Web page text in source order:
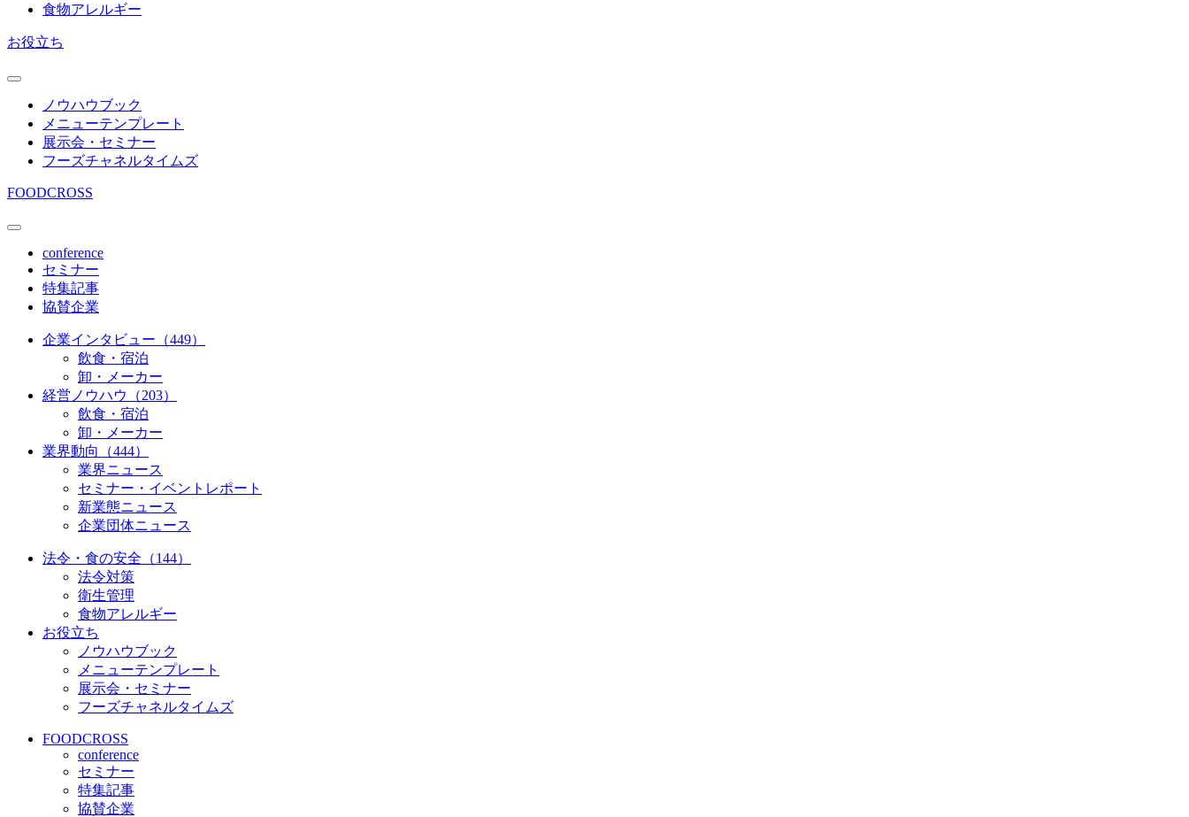
食物アレルギー
お役立ち
ノウハウブック
メニューテンプレート
展示会・セミナー
フーズチャネルタイムズ
FOODCROSS
conference
セミナー
特集記事
協賛企業
企業インタビュー（449）
飲食・宿泊
卸・メーカー
経営ノウハウ（203）
飲食・宿泊
卸・メーカー
業界動向（444）
業界ニュース
セミナー・イベントレポート
新業態ニュース
企業団体ニュース
法令・食の安全（144）
法令対策
衛生管理
食物アレルギー
お役立ち
ノウハウブック
メニューテンプレート
展示会・セミナー
フーズチャネルタイムズ
FOODCROSS
conference
セミナー
特集記事
協賛企業